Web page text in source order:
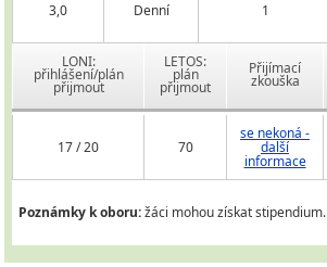
3,0 Denní 1
LONI:
přihlášení/plán
přijmout
LETOS:
plán
přijmout
Přijímací
zkouška
17 / 20 70
se nekoná -
další
informace
Poznámky k oboru:žáci mohou získat stipendium.